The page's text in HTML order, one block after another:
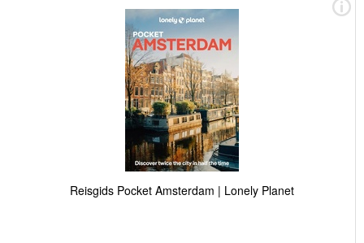
Reisgids Pocket Amsterdam | Lonely Planet